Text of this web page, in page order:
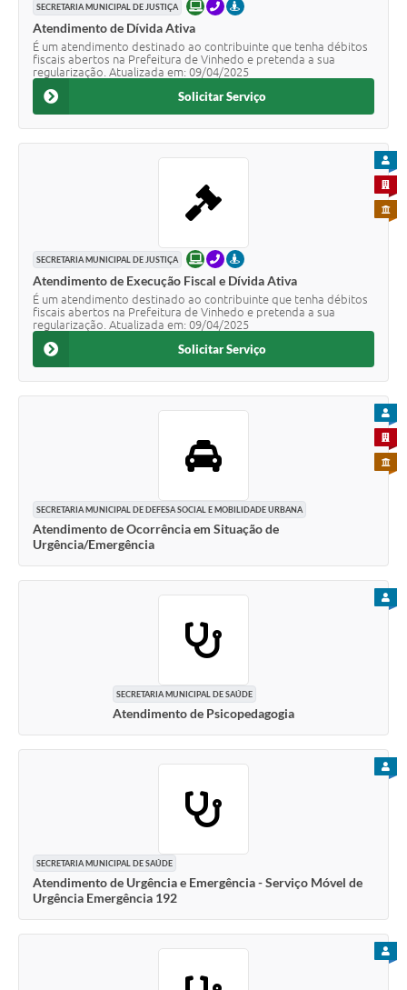
SECRETARIA MUNICIPAL DE JUSTIÇA ONLINETELEFONEPRESENCIAL
Atendimento de Dívida Ativa
É um atendimento destinado ao contribuinte que tenha débitos
fiscais abertos na Prefeitura de Vinhedo e pretenda a sua
regularização. Atualizada em: 09/04/2025
Solicitar Serviço
SECRETARIA MUNICIPAL DE JUSTIÇA ONLINETELEFONEPRESENCIAL
Atendimento de Execução Fiscal e Dívida Ativa
É um atendimento destinado ao contribuinte que tenha débitos
fiscais abertos na Prefeitura de Vinhedo e pretenda a sua
regularização. Atualizada em: 09/04/2025
PARA
PARA
Solicitar Serviço
SECRETARIA MUNICIPAL DE DEFESA SOCIAL E MOBILIDADE URBANA
Atendimento de Ocorrência em Situação de
Urgência/Emergência
PARA
PARA
SECRETARIA MUNICIPAL DE SAÚDE
Atendimento de Psicopedagogia
SECRETARIA MUNICIPAL DE SAÚDE
Atendimento de Urgência e Emergência - Serviço Móvel de
Urgência Emergência 192